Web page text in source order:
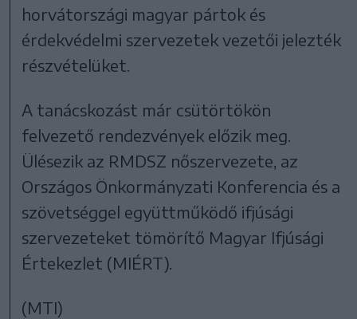
horvátországi magyar pártok és
érdekvédelmi szervezetek vezetői jelezték
részvételüket.
A tanácskozást már csütörtökön
felvezető rendezvények előzik meg.
Ülésezik az RMDSZ nőszervezete, az
Országos Önkormányzati Konferencia és a
szövetséggel együttműködő ifjúsági
szervezeteket tömörítő Magyar Ifjúsági
Értekezlet (MIÉRT).
(MTI)